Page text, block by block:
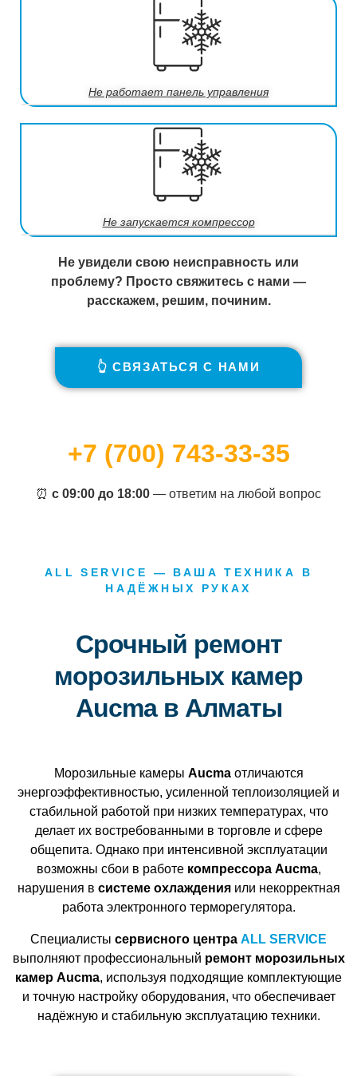
Не работает панель управления
Не запускается компрессор
Не увидели свою неисправность или
проблему? Просто свяжитесь с нами —
расскажем, решим, починим.
👆 СВЯЗАТЬСЯ С НАМИ
+7 (700) 743-33-35
⏰ с 09:00 до 18:00 — ответим на любой вопрос
ALL SERVICE — ВАША ТЕХНИКА В
НАДЁЖНЫХ РУКАХ
Срочный ремонт
морозильных камер
Aucma в Алматы
Морозильные камеры Aucmaотличаются
энергоэффективностью, усиленной теплоизоляцией и
стабильной работой при низких температурах, что
делает их востребованными в торговле и сфере
общепита. Однако при интенсивной эксплуатации
возможны сбои в работе компрессора Aucma,
нарушения в системе охлажденияили некорректная
работа электронного терморегулятора.
Специалисты сервисного центра ALL SERVICE
выполняют профессиональный ремонт морозильных
камер Aucma, используя подходящие комплектующие
и точную настройку оборудования, что обеспечивает
надёжную и стабильную эксплуатацию техники.